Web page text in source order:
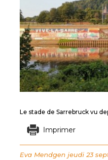
Le stade de Sarrebruck vu
Imprimer
Eva Mendgen jeudi 23